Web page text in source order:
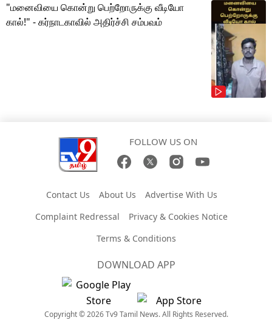
"மனைவியை கொன்று பெற்றோருக்கு வீடியோ
கால்!" - கர்நாடகாவில் அதிர்ச்சி சம்பவம்
FOLLOW US ON
Contact Us About Us
Advertise With Us
Complaint Redressal
Privacy & Cookies Notice
Terms & Conditions
DOWNLOAD APP
Copyright © 2026 Tv9 Tamil News. All Rights Reserved.